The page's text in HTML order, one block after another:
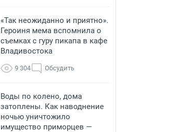
«Так неожиданно и приятно».
Героиня мема вспомнила о
съемках с гуру пикапа в кафе
Владивостока
9 304 Обсудить
Воды по колено, дома
затоплены. Как наводнение
ночью уничтожило
имущество приморцев —